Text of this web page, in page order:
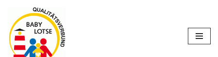
Zum
Inhalt
springen